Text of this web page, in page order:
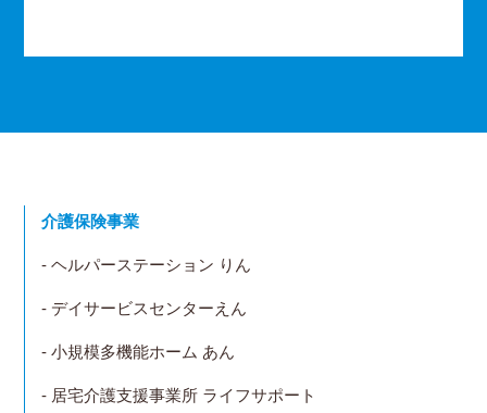
介護保険事業
- ヘルパーステーション りん
- デイサービスセンターえん
- 小規模多機能ホーム あん
- 居宅介護支援事業所 ライフサポート